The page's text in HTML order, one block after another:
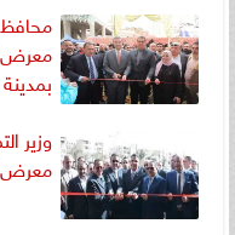
محافظ
معرض
بمدينة
وزير
معرض